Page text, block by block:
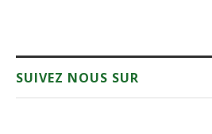
SUIVEZ NOUS SUR